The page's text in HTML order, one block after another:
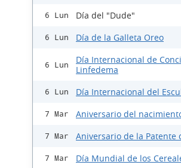
6 Lun Día del "Dude"
6 Lun Día de la Galleta Oreo
6 Lun
Día Internacional de
Linfedema
6 Lun Día Internacional del
7 Mar Aniversario del
7 Mar Aniversario de la Patente
7 Mar Día Mundial de los